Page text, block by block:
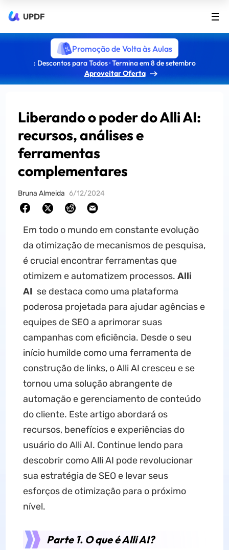
UPDF
Promoção de Volta às Aulas
: Descontos para Todos · Termina em 8 de setembro
Aproveitar Oferta
Liberando o poder do Alli AI:
recursos, análises e
ferramentas
complementares
Bruna Almeida 6/12/2024
Em todo o mundo em constante evolução
da otimização de mecanismos de pesquisa,
é crucial encontrar ferramentas que
otimizem e automatizem processos. Alli
AI se destaca como uma plataforma
poderosa projetada para ajudar agências e
equipes de SEO a aprimorar suas
campanhas com eficiência. Desde o seu
início humilde como uma ferramenta de
construção de links, o Alli AI cresceu e se
tornou uma solução abrangente de
automação e gerenciamento de conteúdo
do cliente. Este artigo abordará os
recursos, benefícios e experiências do
usuário do Alli AI. Continue lendo para
descobrir como Alli AI pode revolucionar
sua estratégia de SEO e levar seus
esforços de otimização para o próximo
nível.
Parte 1. O que é Alli AI?